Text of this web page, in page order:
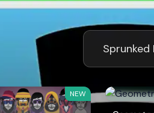
Sprunked
NEW